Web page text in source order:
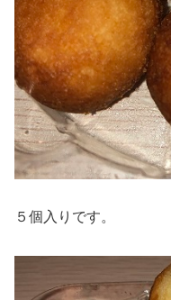
５個入りです。